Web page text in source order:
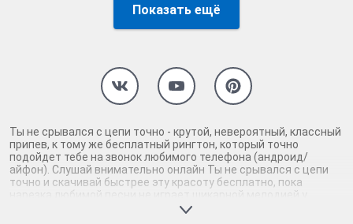
Показать ещё
Ты не срывался с цепи точно - крутой, невероятный, классный
припев, к тому же бесплатный рингтон, который точно
подойдет тебе на звонок любимого телефона (андроид/
айфон). Слушай внимательно онлайн Ты не срывался с цепи
точно и скачивай быстрее эту красоту бесплатно, пока
нарезка любимой песни не играет шикарной мелодией у
каждого второго на звонке. Будь первым, кто скачает